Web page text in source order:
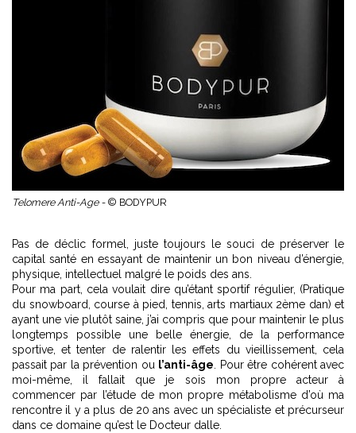
Telomere Anti-Age - © BODYPUR
Pas de déclic formel, juste toujours le souci de préserver le
capital santé en essayant de maintenir un bon niveau d’énergie,
physique, intellectuel malgré le poids des ans.
Pour ma part, cela voulait dire qu’étant sportif régulier, (Pratique
du snowboard, course à pied, tennis, arts martiaux 2ème dan) et
ayant une vie plutôt saine, j’ai compris que pour maintenir le plus
longtemps possible une belle énergie, de la performance
sportive, et tenter de ralentir les effets du vieillissement, cela
passait par la prévention ou l’anti-âge . Pour être cohérent avec
moi-même, il fallait que je sois mon propre acteur à
commencer par l’étude de mon propre métabolisme d’où ma
rencontre il y a plus de 20 ans avec un spécialiste et précurseur
dans ce domaine qu’est le Docteur dalle.